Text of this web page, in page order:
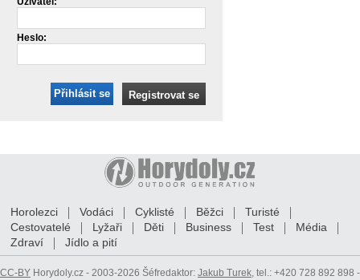
Heslo:
Přihlásit se Registrovat se
Horolezci Vodáci Cyklisté Běžci
Turisté
Cestovatelé
Lyžaři Děti Business Test
Média
Zdraví
Jídlo a pití
CC-BY Horydoly.cz - 2003-2026 Šéfredaktor: Jakub Turek, tel.: +420 728 892 898 -